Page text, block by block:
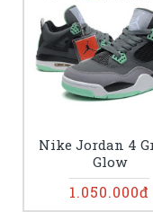
Nike Jordan 4
Glow
1.050.000đ